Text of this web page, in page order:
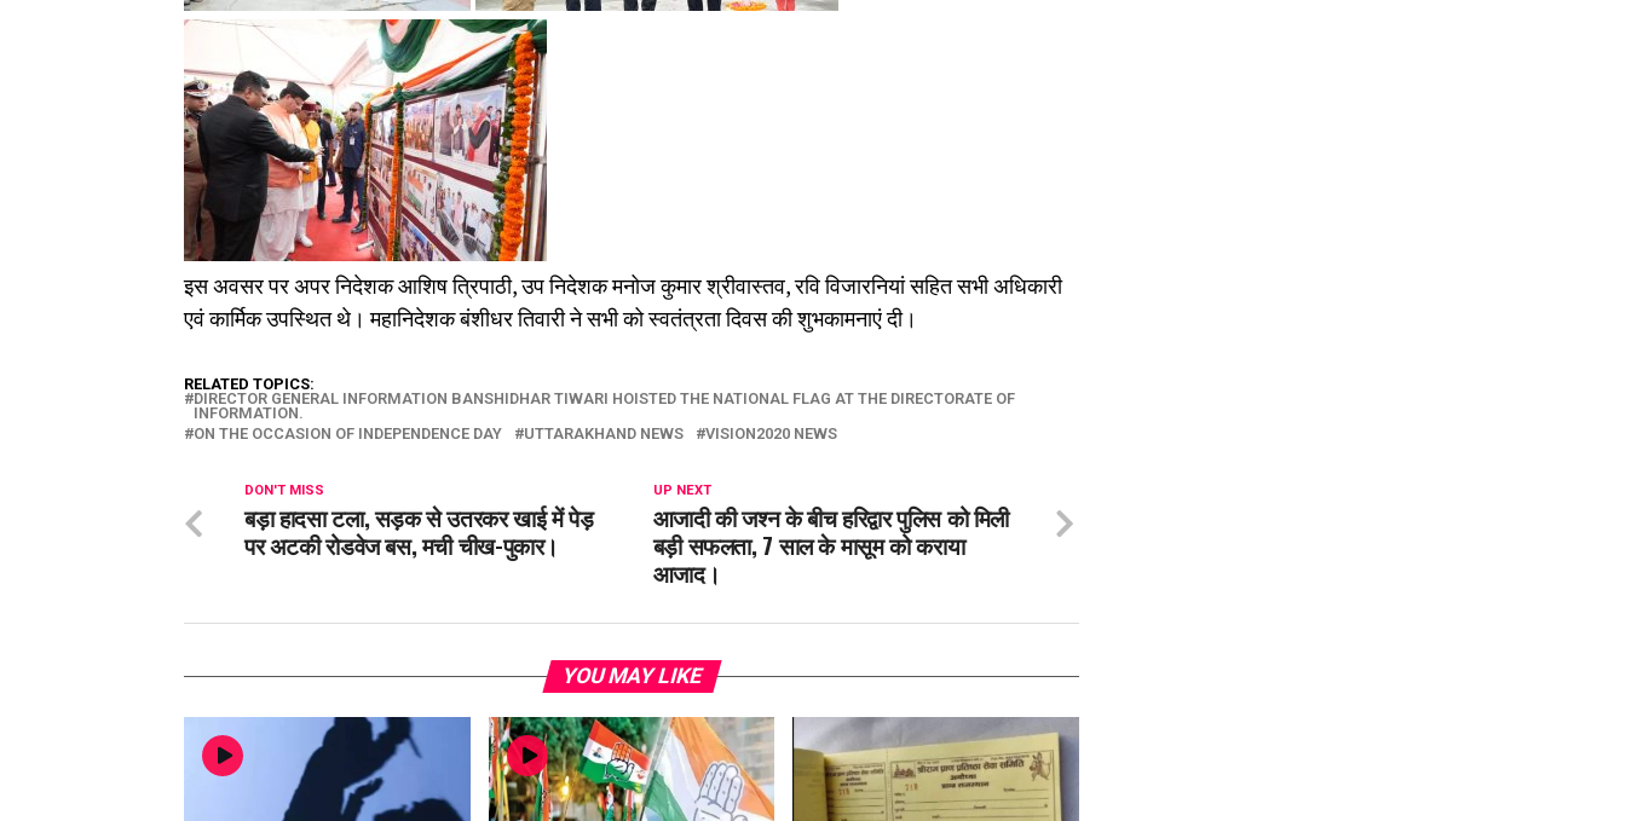
इस अवसर पर अपर निदेशक आशिष त्रिपाठी, उप निदेशक मनोज कुमार श्रीवास्तव, रवि विजारनियां सहित सभी अधिकारी
एवं कार्मिक उपस्थित थे। महानिदेशक बंशीधर तिवारी ने सभी को स्वतंत्रता दिवस की शुभकामनाएं दी।
RELATED TOPICS:
DIRECTOR GENERAL INFORMATION BANSHIDHAR TIWARI HOISTED THE NATIONAL FLAG AT THE DIRECTORATE OF
INFORMATION.
ON THE OCCASION OF INDEPENDENCE DAY
UTTARAKHAND NEWS VISION2020 NEWS
UP NEXT
आजादी की जश्न के बीच हरिद्वार पुलिस को मिली
बड़ी सफलता, 7 साल के मासूम को कराया
आजाद।
DON'T MISS
बड़ा हादसा टला, सड़क से उतरकर खाई में पेड़
पर अटकी रोडवेज बस, मची चीख-पुकार।
YOU MAY LIKE